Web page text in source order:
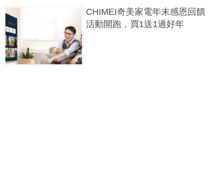
CHIMEI奇美家電年末感恩回饋
活動開跑，買1送1過好年